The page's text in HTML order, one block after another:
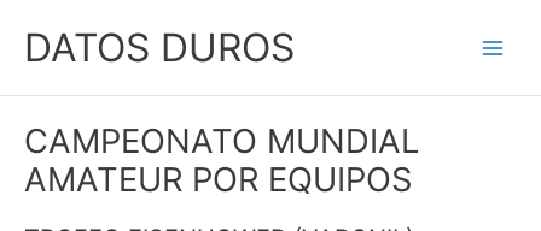
DATOS DUROS
CAMPEONATO MUNDIAL
AMATEUR POR EQUIPOS